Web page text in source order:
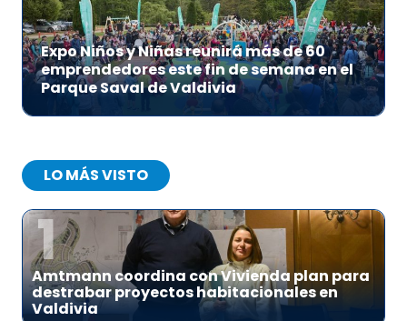
Expo Niños y Niñas reunirá más de 60
emprendedores este fin de semana en el
Parque Saval de Valdivia
LO MÁS VISTO
1
Amtmann coordina con Vivienda plan para
destrabar proyectos habitacionales en
Valdivia